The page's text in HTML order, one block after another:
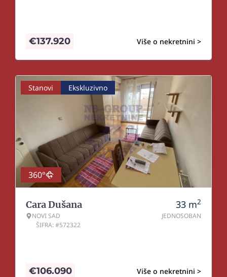
Više o nekretnini >
€137.920
Stanovi Ekskluzivno
360°
Cara Dušana
NOVI SAD
ŠIFRA: #572322
33 m2
JEDNOSOBAN
Više o nekretnini >
€106.090